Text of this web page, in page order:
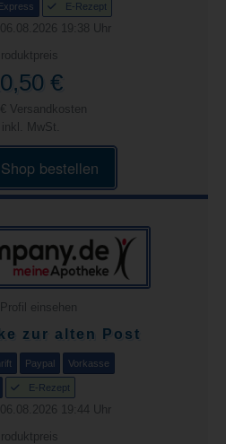
E-Rezept
19:38 Uhr
€
Versandkosten
inkl. MwSt.
bestellen
Profil einsehen
zur alten Post
Paypal Vorkasse
E-Rezept
19:44 Uhr